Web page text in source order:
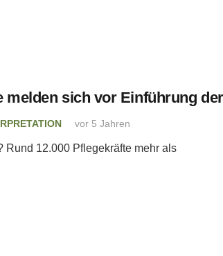
melden sich vor Einführung
vor 5 Jahren
Rund 12.000 Pflegekräfte mehr als